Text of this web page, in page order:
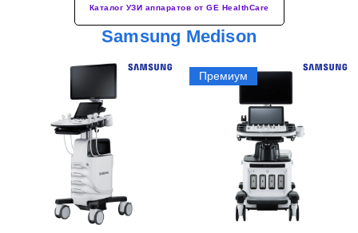
Каталог УЗИ аппаратов от GE HealthCare
Samsung Medison
Премиум